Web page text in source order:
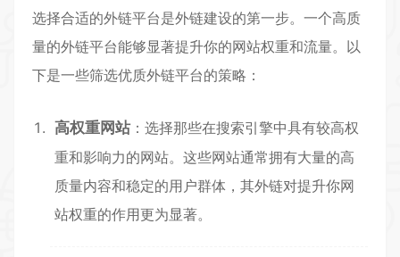
选择合适的外链平台是外链建设的第一步。一个高质
量的外链平台能够显著提升你的网站权重和流量。以
下是一些筛选优质外链平台的策略：
高权重网站：选择那些在搜索引擎中具有较高权
重和影响力的网站。这些网站通常拥有大量的高
质量内容和稳定的用户群体，其外链对提升你网
站权重的作用更为显著。